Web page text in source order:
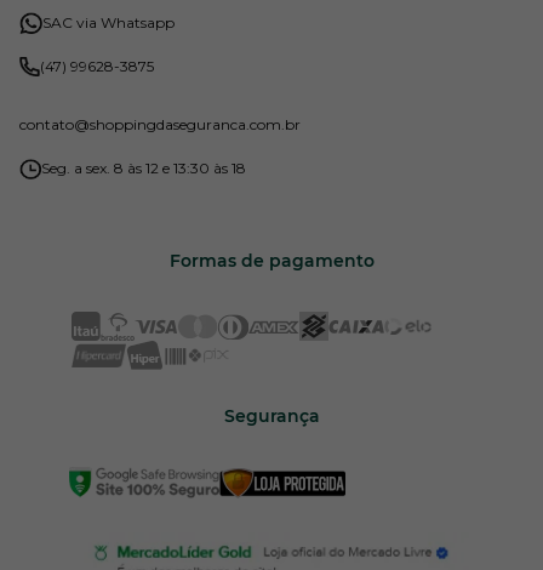
SAC via Whatsapp
(47) 99628-3875
contato@shoppingdaseguranca.com.br
Seg. a sex. 8 às 12 e 13:30 às 18
Formas de pagamento
Segurança